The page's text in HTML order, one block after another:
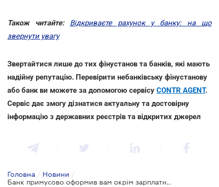
Також читайте: Відкриваєте рахунок у банку: на що
звернути увагу
Звертайтися лише до тих фінустанов та банків, які мають
надійну репутацію. Перевірити небанківську фінустанову
або банк ви можете за допомогою сервісу CONTR AGENT.
Сервіс дає змогу дізнатися актуальну та достовірну
інформацію з державних реєстрів та відкритих джерел
Головна / Новини /
Банк примусово оформив вам окрім зарплатної картки ще й кредитку: чи законно це